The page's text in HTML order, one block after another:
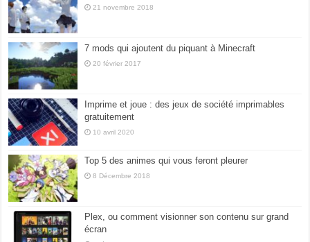
21 novembre 2018
7 mods qui ajoutent du piquant à Minecraft
20 février 2017
Imprime et joue : des jeux de société imprimables
gratuitement
10 avril 2020
Top 5 des animes qui vous feront pleurer
8 Décembre 2018
Plex, ou comment visionner son contenu sur grand
écran